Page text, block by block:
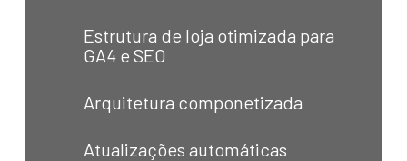
Estrutura de loja otimizada para
GA4 e SEO
Arquitetura componetizada
Atualizações automáticas